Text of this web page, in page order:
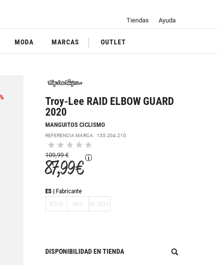
Tiendas Ayuda
MODA MARCAS OUTLET
Troy-Lee RAID ELBOW GUARD
2020
MANGUITOS CICLISMO
REFERENCIA MARCA: 135.204.210
109,99 €
87,99 €
ES
Fabricante
XS/S
M/L XL/XXL
DISPONIBILIDAD EN TIENDA
%